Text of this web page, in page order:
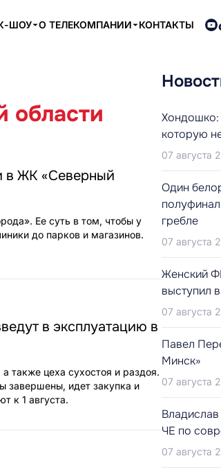
ШОУ О ТЕЛЕКОМПАНИИ КОНТАКТЫ
области
в ЖК «Северный
Ее суть в том, чтобы у
до парков и магазинов.
в эксплуатацию в
также цеха сухостоя и раздоя.
завершены, идет закупка и
к 1 августа.
Хондошко:
которую
07 августа
Один
гребле
07 августа
Женский
выступил
07 августа
Павел
Минск»
07 августа
ЧЕ по
07 августа